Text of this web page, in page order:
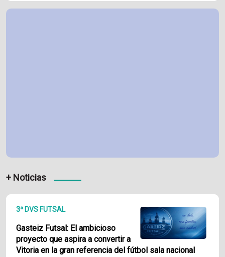
+ Noticias
3ª DVS FUTSAL
Gasteiz Futsal: El ambicioso
proyecto que aspira a convertir a
Vitoria en la gran referencia del fútbol sala nacional